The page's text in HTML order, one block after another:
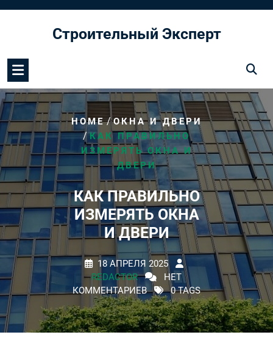
содержимомуСтроительный Эксперт
HOME/ОКНА И ДВЕРИ
/КАК ПРАВИЛЬНО
ИЗМЕРЯТЬ ОКНА И
ДВЕРИ
КАК ПРАВИЛЬНО
ИЗМЕРЯТЬ ОКНА
И ДВЕРИ
18 АПРЕЛЯ 2025
REDACTOR
НЕТ
КОММЕНТАРИЕВ
0 TAGS